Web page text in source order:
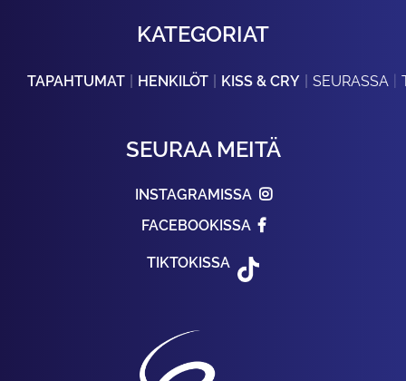
KATEGORIAT
TAPAHTUMAT HENKILÖT KISS & CRY SEURASSA
SEURAA MEITÄ
INSTAGRAMISSA
FACEBOOKISSA
TIKTOKISSA